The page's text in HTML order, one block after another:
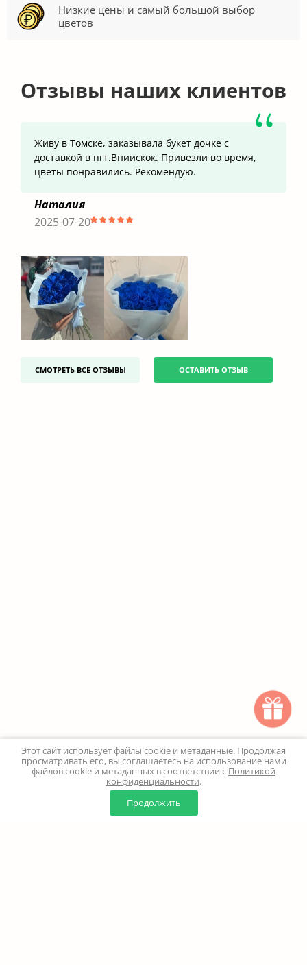
Низкие цены и самый большой выбор
цветов
Отзывы наших клиентов
Живу в Томске, заказывала букет дочке с
доставкой в пгт.Вниискок. Привезли во время,
цветы понравились. Рекомендую.
Наталия
2025-07-20
СМОТРЕТЬ ВСЕ ОТЗЫВЫ ОСТАВИТЬ ОТЗЫВ
0
Корзина
Этот сайт использует файлы cookie и метаданные. Продолжая
просматривать его, вы соглашаетесь на использование нами
файлов cookie и метаданных в соответствии с Политикой
конфиденциальности.
Продолжить